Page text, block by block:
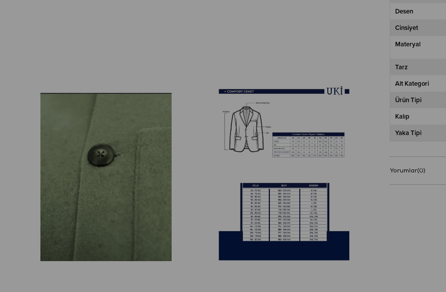
Desen
Cinsiyet
Materyal
Tarz
Alt Kategori
Ürün Tipi
Kalıp
Yaka Tipi
Yorumlar(0)